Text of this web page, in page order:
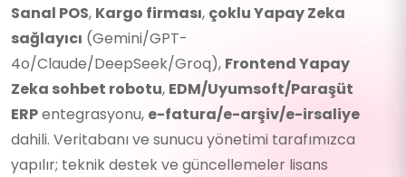
Sanal POS, Kargo firması, çoklu Yapay Zeka
sağlayıcı (Gemini/GPT-
4o/Claude/DeepSeek/Groq), Frontend Yapay
Zeka sohbet robotu, EDM/Uyumsoft/Paraşüt
ERPentegrasyonu, e-fatura/e-arşiv/e-irsaliye
dahili. Veritabanı ve sunucu yönetimi tarafımızca
yapılır; teknik destek ve güncellemeler lisans